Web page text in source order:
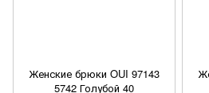
Женские брюки OUI 97143
5742 Голубой 40